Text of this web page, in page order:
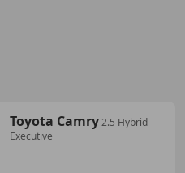
Toyota Camry2.5 Hybrid
Executive